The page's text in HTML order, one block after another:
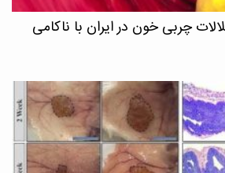
چربی خون در ایران با ناکامی